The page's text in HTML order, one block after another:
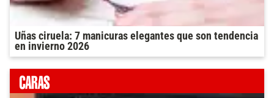
Uñas ciruela: 7 manicuras elegantes que son tendencia
en invierno 2026